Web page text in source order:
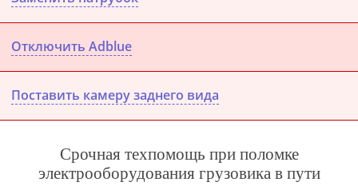
Отключить Adblue
Поставить камеру заднего вида
Срочная техпомощь при поломке
электрооборудования грузовика в пути